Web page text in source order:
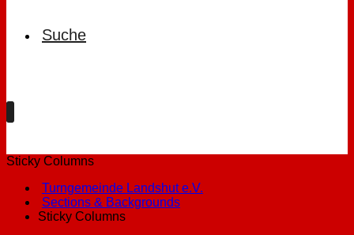
Suche
Sticky Columns
Turngemeinde Landshut e.V.
Sections & Backgrounds
Sticky Columns